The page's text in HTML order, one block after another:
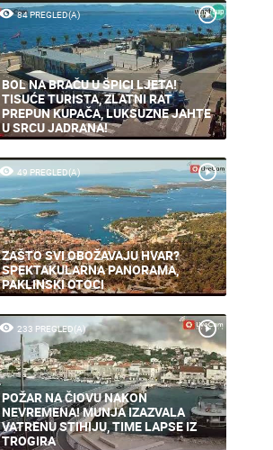
84 PREGLED(A)
BOL NA BRAČU U ŠPICI LJETA!
TISUĆE TURISTA, ZLATNI RAT
PREPUN KUPAČA, LUKSUZNE JAHTE
U SRCU JADRANA!
49 PREGLED(A)
ZAŠTO SVI OBOŽAVAJU HVAR?
SPEKTAKULARNA PANORAMA,
PAKLINSKI OTOCI
233 PREGLED(A)
POŽAR NA ČIOVU NAKON
NEVREMENA! MUNJA IZAZVALA
VATRENU STIHIJU, TIME LAPSE IZ
TROGIRA